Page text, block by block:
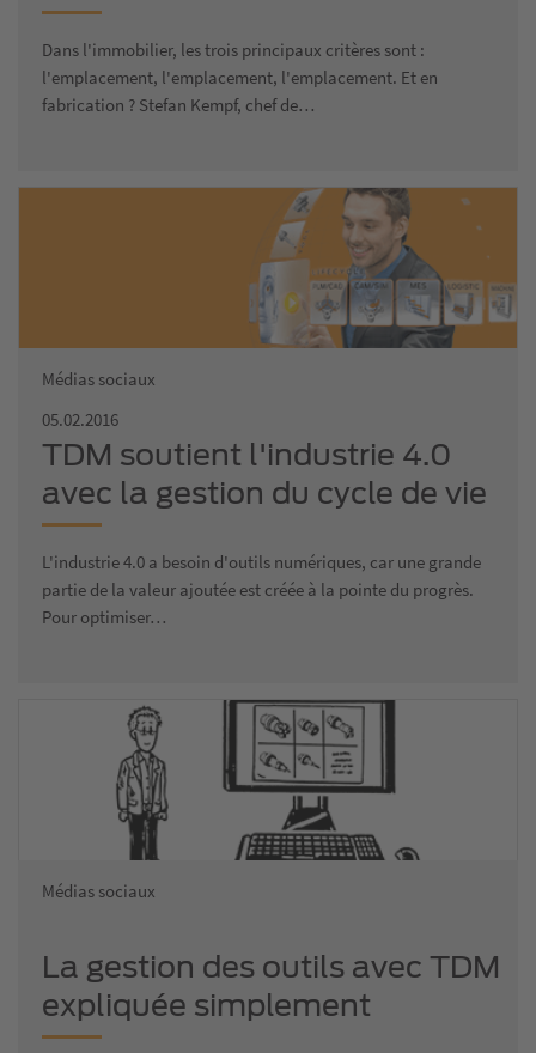
Dans l'immobilier, les trois principaux critères sont :
l'emplacement, l'emplacement, l'emplacement. Et en
fabrication ? Stefan Kempf, chef de…
Médias sociaux
05.02.2016
TDM soutient l'industrie 4.0
avec la gestion du cycle de vie
des outils
L'industrie 4.0 a besoin d'outils numériques, car une grande
partie de la valeur ajoutée est créée à la pointe du progrès.
Pour optimiser…
Médias sociaux
La gestion des outils avec TDM
expliquée simplement